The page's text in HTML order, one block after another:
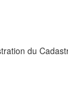
du